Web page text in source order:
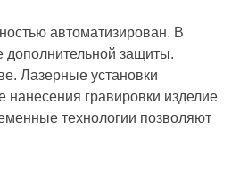
автоматизирован. В
дополнительной защиты.
Лазерные установки
нанесения гравировки изделие
технологии позволяют